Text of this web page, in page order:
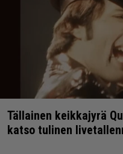
Tällainen keikkajyrä
katso tulinen